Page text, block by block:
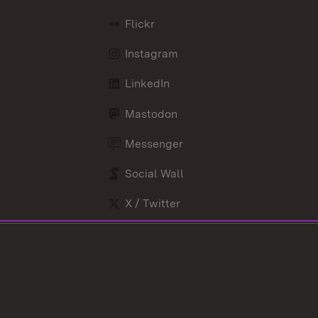
Flickr
Instagram
LinkedIn
Mastodon
Messenger
Social Wall
X / Twitter